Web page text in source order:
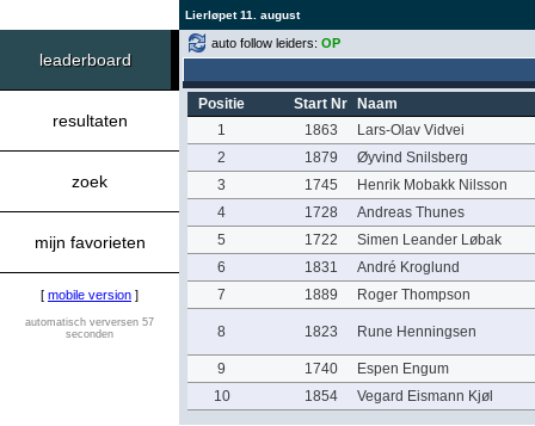
Lierløpet 11. august
leaderboard
resultaten
zoek
mijn favorieten
[ mobile version ]
automatisch verversen 57
seconden
auto follow leiders: OP
Positie Start Nr
Naam
1
1863
Lars-Olav Vidvei
2
1879
Øyvind Snilsberg
3
1745
Henrik Mobakk Nilsson
4
1728
Andreas Thunes
5
1722
Simen Leander Løbak
6
1831
André Kroglund
7
1889 Roger Thompson
8 1823 Rune Henningsen
9 1740
Espen Engum
10
1854 Vegard Eismann Kjøl